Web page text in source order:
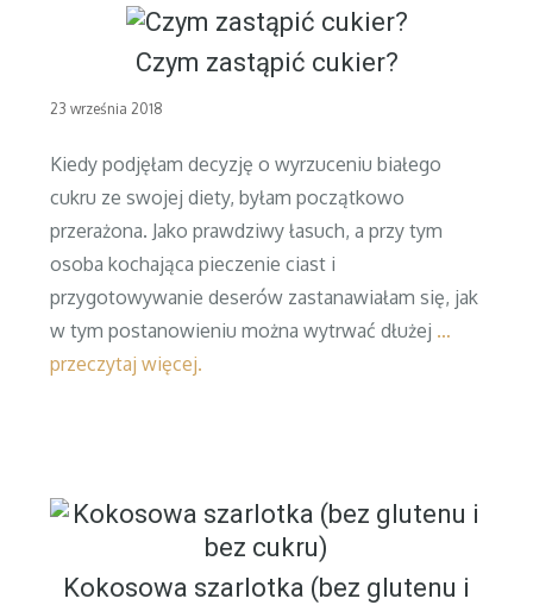
Czym zastąpić cukier?
Posted
23 września 2018
Kiedy podjęłam decyzję o wyrzuceniu białego
cukru ze swojej diety, byłam początkowo
przerażona. Jako prawdziwy łasuch, a przy tym
osoba kochająca pieczenie ciast i
przygotowywanie deserów zastanawiałam się, jak
w tym postanowieniu można wytrwać dłużej …
przeczytaj więcej.
Kokosowa szarlotka (bez glutenu i